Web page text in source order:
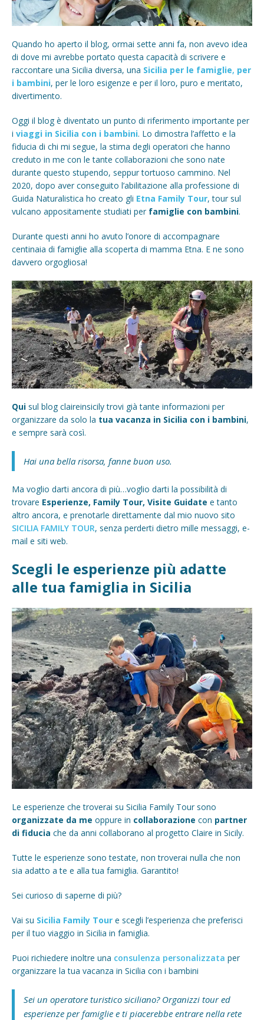
Quando ho aperto il blog, ormai sette anni fa, non avevo idea
di dove mi avrebbe portato questa capacità di scrivere e
raccontare una Sicilia diversa, una Sicilia per le famiglie, per
i bambini, per le loro esigenze e per il loro, puro e meritato,
divertimento.
Oggi il blog è diventato un punto di riferimento importante per
i viaggi in Sicilia con i bambini. Lo dimostra l’affetto e la
fiducia di chi mi segue, la stima degli operatori che hanno
creduto in me con le tante collaborazioni che sono nate
durante questo stupendo, seppur tortuoso cammino. Nel
2020, dopo aver conseguito l’abilitazione alla professione di
Guida Naturalistica ho creato gli Etna Family Tour, tour sul
vulcano appositamente studiati per famiglie con bambini.
Durante questi anni ho avuto l’onore di accompagnare
centinaia di famiglie alla scoperta di mamma Etna. E ne sono
davvero orgogliosa!
Qui sul blog claireinsicily trovi già tante informazioni per
organizzare da solo la tua vacanza in Sicilia con i bambini,
e sempre sarà così.
Hai una bella risorsa, fanne buon uso.
Ma voglio darti ancora di più…voglio darti la possibilità di
trovare Esperienze, Family Tour, Visite Guidate e tanto
altro ancora, e prenotarle direttamente dal mio nuovo sito
SICILIA FAMILY TOUR, senza perderti dietro mille messaggi, e-
mail e siti web.
Scegli le esperienze più adatte
alle tua famiglia in Sicilia
Le esperienze che troverai su Sicilia Family Tour sono
organizzate da me oppure in collaborazione con partner
di fiducia che da anni collaborano al progetto Claire in Sicily.
Tutte le esperienze sono testate, non troverai nulla che non
sia adatto a te e alla tua famiglia. Garantito!
Sei curioso di saperne di più?
Vai su Sicilia Family Tour e scegli l’esperienza che preferisci
per il tuo viaggio in Sicilia in famiglia.
Puoi richiedere inoltre una consulenza personalizzata per
organizzare la tua vacanza in Sicilia con i bambini
Sei un operatore turistico siciliano? Organizzi tour ed
esperienze per famiglie e ti piacerebbe entrare nella rete